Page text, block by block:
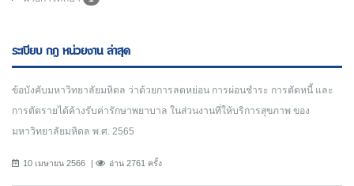
ระเบียบ กฎ หน่วยงาน ล่าสุด
ข้อบังคับมหาวิทยาลัยมหิดล ว่าด้วยการลดหย่อน การผ่อนชำระ การตัดหนี้ และ
การตัดรายได้ค้างรับค่ารักษาพยาบาล ในส่วนงานที่ให้บริการสุขภาพ ของ
มหาวิทยาลัยมหิดล พ.ศ. 2565
10 เมษายน 2566 อ่าน 2761 ครั้ง